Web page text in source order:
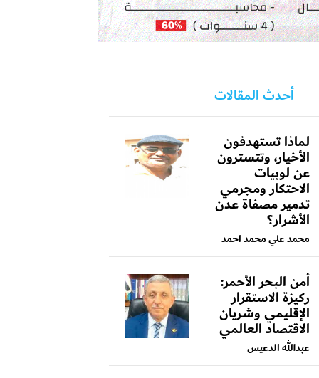
أحدث المقالات
لماذا تستهدفون
الأخيار، وتتسترون
عن لوبيات
الاحتكار ومجرمي
تدمير مصفاة عدن
الأشرار؟
محمد علي محمد احمد
أمن البحر الأحمر:
ركيزة الاستقرار
الإقليمي وشريان
الاقتصاد العالمي
عبدالله الدعيس